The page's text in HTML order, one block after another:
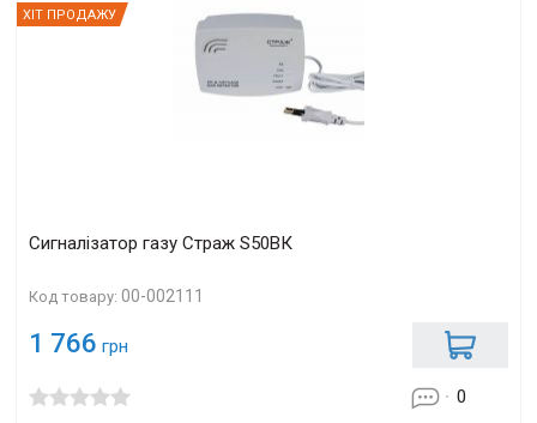
ХІТ ПРОДАЖУ
Сигналізатор газу Страж S50ВК
Код товару:00-002111
1 766 грн
0